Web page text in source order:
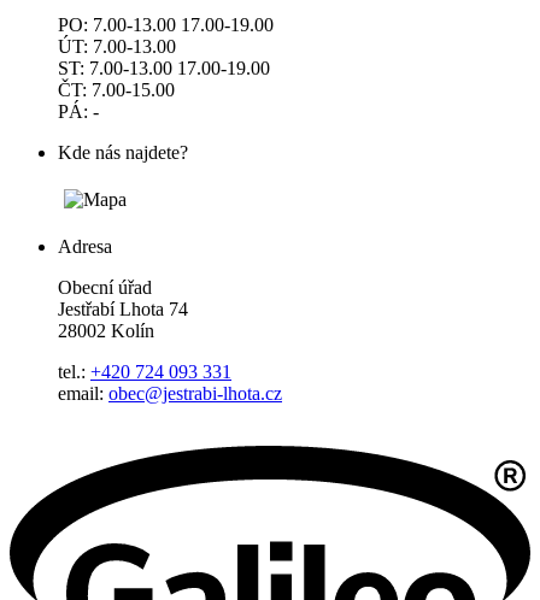
PO: 7.00-13.00 17.00-19.00
ÚT: 7.00-13.00
ST: 7.00-13.00 17.00-19.00
ČT: 7.00-15.00
PÁ: -
Kde nás najdete?
Adresa
Obecní úřad
Jestřabí Lhota 74
28002 Kolín
tel.: +420 724 093 331
email: obec@jestrabi-lhota.cz